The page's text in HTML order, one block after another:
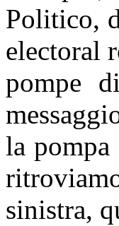
Politico,
electoral
pompe
la pompa
sinistra,